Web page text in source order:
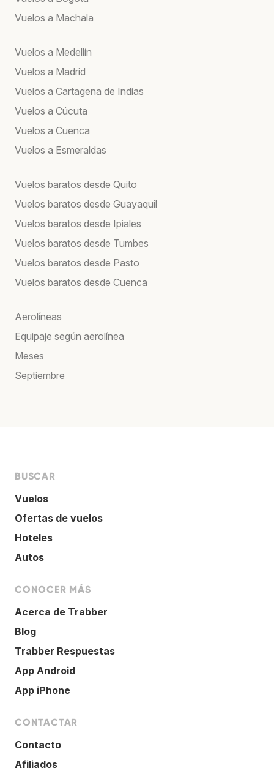
Vuelos a Machala
Vuelos a Medellín
Vuelos a Madrid
Vuelos a Cartagena de Indias
Vuelos a Cúcuta
Vuelos a Cuenca
Vuelos a Esmeraldas
Vuelos baratos desde Quito
Vuelos baratos desde Guayaquil
Vuelos baratos desde Ipiales
Vuelos baratos desde Tumbes
Vuelos baratos desde Pasto
Vuelos baratos desde Cuenca
Aerolíneas
Equipaje según aerolínea
Meses
Septiembre
BUSCAR
Vuelos
Ofertas de vuelos
Hoteles
Autos
CONOCER MÁS
Acerca de Trabber
Blog
Trabber Respuestas
App Android
App iPhone
CONTACTAR
Contacto
Afiliados